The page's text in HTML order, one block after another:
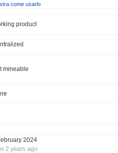
come usarlo
product
mineable
2024
2 years ago